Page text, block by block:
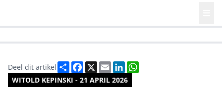
WITOLD KEPINSKI - 21 APRIL 2026
Deel dit artikel DeelFacebook
X EmailLinkedIn